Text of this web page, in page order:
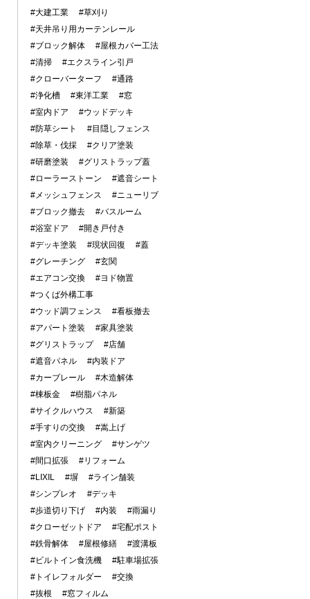
#大建工業
#草刈り
#天井吊り用カーテンレール
#ブロック解体
#屋根カバー工法
#清掃
#エクスライン引戸
#クローバーターフ
#通路
#浄化槽
#東洋工業
#窓
#室内ドア
#ウッドデッキ
#防草シート
#目隠しフェンス
#除草・伐採
#クリア塗装
#研磨塗装
#グリストラップ蓋
#ローラーストーン
#遮音シート
#メッシュフェンス
#ニューリブ
#ブロック撤去
#バスルーム
#浴室ドア
#開き戸付き
#デッキ塗装
#現状回復
#蓋
#グレーチング
#玄関
#エアコン交換
#ヨド物置
#つくば外構工事
#ウッド調フェンス
#看板撤去
#アパート塗装
#家具塗装
#グリストラップ
#店舗
#遮音パネル
#内装ドア
#カーブレール
#木造解体
#棟板金
#樹脂パネル
#サイクルハウス
#新築
#手すりの交換
#嵩上げ
#室内クリーニング
#サンゲツ
#間口拡張
#リフォーム
#LIXIL
#塀
#ライン舗装
#シンプレオ
#デッキ
#歩道切り下げ
#内装
#雨漏り
#クローゼットドア
#宅配ポスト
#鉄骨解体
#屋根修繕
#渡溝板
#ビルトイン食洗機
#駐車場拡張
#トイレフォルダー
#交換
#抜根
#窓フィルム